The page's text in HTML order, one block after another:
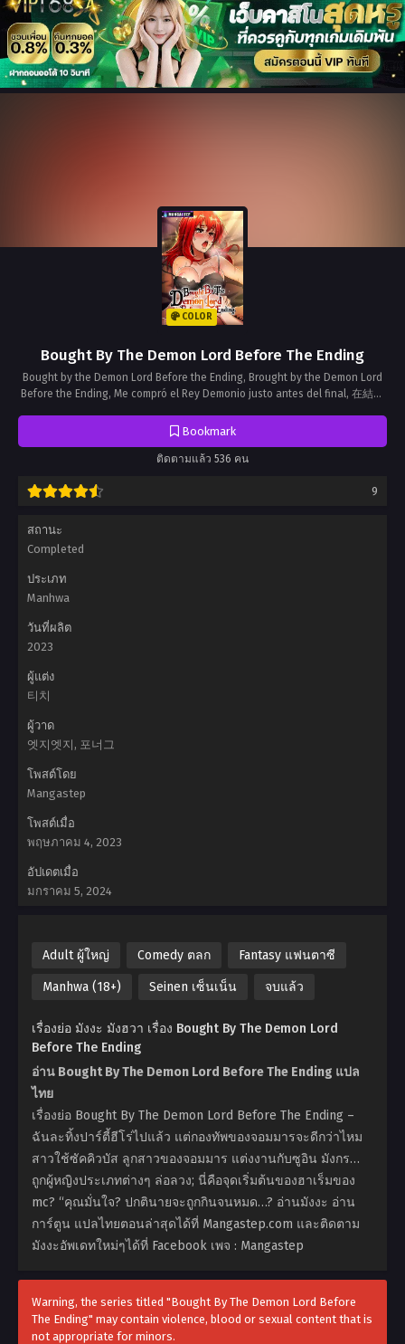
COLOR
Bought By The Demon Lord Before The Ending
Bought by the Demon Lord Before the Ending, Brought by the Demon Lord
Before the Ending, Me compró el Rey Demonio justo antes del final, 在結局
Bookmark
ติดตามแล้ว 536 คน
9
สถานะ
Completed
ประเภท
Manhwa
วันที่ผลิต
2023
ผู้แต่ง
티치
ผู้วาด
엣지엣지, 포너그
โพสต์โดย
Mangastep
โพสต์เมื่อ
พฤษภาคม 4, 2023
อัปเดตเมื่อ
มกราคม 5, 2024
Adult ผู้ใหญ่ Comedy ตลก Fantasy แฟนตาซี
Manhwa (18+) Seinen เซ็นเน็น จบแล้ว
เรื่องย่อ มังงะ มังฮวา เรื่อง Bought By The Demon Lord
Before The Ending
อ่าน Bought By The Demon Lord Before The Ending แปล
ไทย
เรื่องย่อ Bought By The Demon Lord Before The Ending –
ฉันละทิ้งปาร์ตี้ฮีโร่ไปแล้ว แต่กองทัพของจอมมารจะดีกว่าไหม
สาวใช้ซัคคิวบัส ลูกสาวของจอมมาร แต่งงานกับซูอิน มังกร…
ถูกผู้หญิงประเภทต่างๆ ล่อลวง; นี่คือจุดเริ่มต้นของฮาเร็มของ
mc? “คุณมั่นใจ? ปกตินายจะถูกกินจนหมด…? อ่านมังงะ อ่าน
การ์ตูน แปลไทยตอนล่าสุดได้ที่ Mangastep.com และติดตาม
มังงะอัพเดทใหม่ๆได้ที่ Facebook เพจ : Mangastep
Warning, the series titled "Bought By The Demon Lord Before
The Ending" may contain violence, blood or sexual content that is
not appropriate for minors.